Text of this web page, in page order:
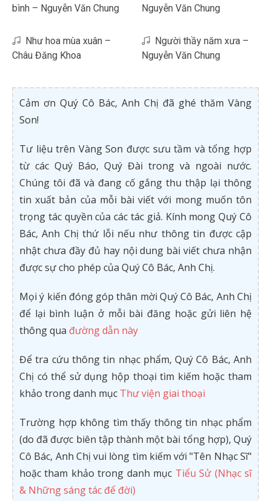
bình – Nguyễn Văn Chung Nguyễn Văn Chung
Như hoa mùa xuân –
Châu Đăng Khoa
Người thầy năm xưa –
Nguyễn Văn Chung
Cảm ơn Quý Cô Bác, Anh Chị đã ghé thăm Vàng
Son!
Tư liệu trên Vàng Son được sưu tầm và tổng hợp
từ các Quý Báo, Quý Đài trong và ngoài nước.
Chúng tôi đã và đang cố gắng thu thập lại thông
tin xuất bản của mỗi bài viết với mong muốn tôn
trọng tác quyền của các tác giả. Kính mong Quý Cô
Bác, Anh Chị thứ lỗi nếu như thông tin được cập
nhật chưa đầy đủ hay nội dung bài viết chưa nhận
được sự cho phép của Quý Cô Bác, Anh Chị.
Mọi ý kiến đóng góp thân mời Quý Cô Bác, Anh Chị
để lại bình luận ở mỗi bài đăng hoặc gửi liên hệ
thông qua đường dẫn này
Để tra cứu thông tin nhạc phẩm, Quý Cô Bác, Anh
Chị có thể sử dụng hộp thoại tìm kiếm hoặc tham
khảo trong danh mục Thư viện giai thoại
Trường hợp không tìm thấy thông tin nhạc phẩm
(do đã được biên tập thành một bài tổng hợp), Quý
Cô Bác, Anh Chị vui lòng tìm kiếm với "Tên Nhạc Sĩ"
hoặc tham khảo trong danh mục Tiểu Sử (Nhạc sĩ
& Những sáng tác để đời)